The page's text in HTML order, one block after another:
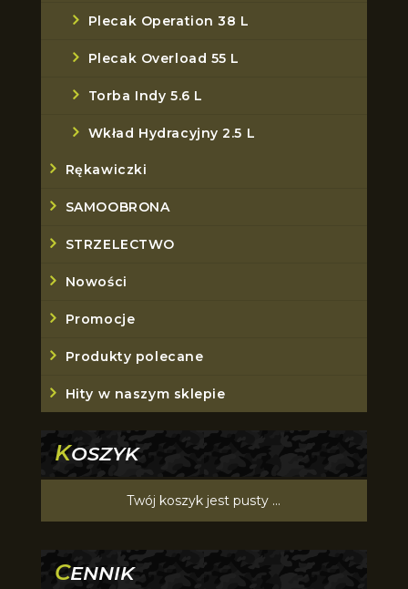
Plecak Operation 38 L
Plecak Overload 55 L
Torba Indy 5.6 L
Wkład Hydracyjny 2.5 L
Rękawiczki
SAMOOBRONA
STRZELECTWO
Nowości
Promocje
Produkty polecane
Hity w naszym sklepie
KOSZYK
Twój koszyk jest pusty ...
CENNIK